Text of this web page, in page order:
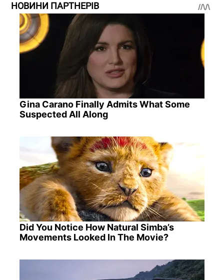
НОВИНИ ПАРТНЕРІВ
Gina Carano Finally Admits What Some
Suspected All Along
Did You Notice How Natural Simba’s
Movements Looked In The Movie?